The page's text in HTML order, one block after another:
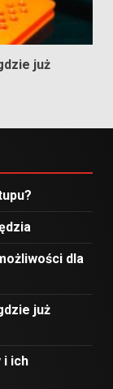
już
dla
już
i ich